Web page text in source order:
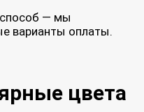
— мы
варианты оплаты.
цвета